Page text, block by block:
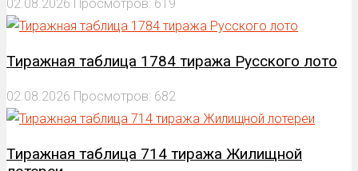
02.08.2026 Просмотров: 619
Тиражная таблица 1784 тиража Русского лото
02.08.2026 Просмотров: 682
Тиражная таблица 714 тиража Жилищной